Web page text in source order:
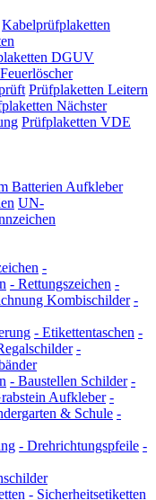
Kabelprüfplaketten
DGUV
Prüfplaketten Leitern
Nächster
Prüfplaketten VDE
Batterien Aufkleber
UN-
-
- Rettungszeichen -
Kombischilder -
- Etikettentaschen -
-
- Baustellen Schilder -
Aufkleber -
& Schule -
- Drehrichtungspfeile -
- Sicherheitsetiketten